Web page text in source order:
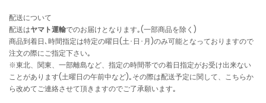
配送について
配送はヤマト運輸でのお届けとなります｡(一部商品を除く)
商品到着日､時間指定は特定の曜日(土･日･月)のみ可能となっておりますので
注文の際にご指定下さい｡
※東北、関東、一部離島など、指定の時間帯での着日指定がお受け出来ない
ことがあります(土曜日の午前中など)｡その際は配送予定に関して、こちらか
ら改めてご連絡させて頂きますのでご了承願います｡